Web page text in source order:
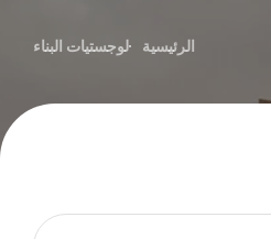
الرئيسية لوجستيات البناء